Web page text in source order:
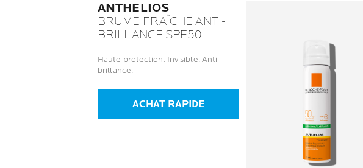
ANTHELIOS
BRUME FRAÎCHE ANTI-
BRILLANCE SPF50
Haute protection. Invisible. Anti-
brillance.
ACHAT RAPIDE